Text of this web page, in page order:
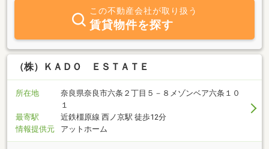
庫・駐車場及び地元密着型企業としての利点を生かし事業用定期借
地の郊外型大型店舗も含め幅広く賃貸物件を取り扱っております。
お部屋探しなど賃貸物件に関するご相談ならお気軽にお問合せ下さ
いませ。皆様のご来店をスタッフ一同心よりお待ちしております。
この不動産会社が取り扱う
賃貸物件を探す
（株）ＫＡＤＯ ＥＳＴＡＴＥ
所在地
奈良県奈良市六条２丁目５－８メゾンベア六条１０
１
最寄駅
近鉄橿原線 西ノ京駅 徒歩12分
情報提供元
アットホーム